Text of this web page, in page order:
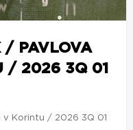
/ PAVLOVA
/ 2026 3Q 01
Korintu / 2026 3Q 01